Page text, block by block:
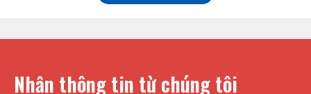
Nhận thông tin từ chúng tôi